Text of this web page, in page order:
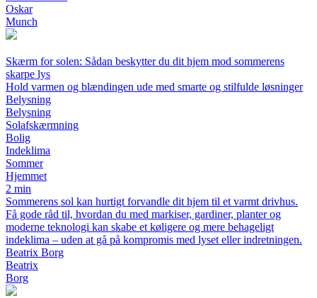
Oskar
Munch
Skærm for solen: Sådan beskytter du dit hjem mod sommerens
skarpe lys
Hold varmen og blændingen ude med smarte og stilfulde løsninger
Belysning
Belysning
Solafskærmning
Bolig
Indeklima
Sommer
Hjemmet
2 min
Sommerens sol kan hurtigt forvandle dit hjem til et varmt drivhus.
Få gode råd til, hvordan du med markiser, gardiner, planter og
moderne teknologi kan skabe et køligere og mere behageligt
indeklima – uden at gå på kompromis med lyset eller indretningen.
Beatrix Borg
Beatrix
Borg